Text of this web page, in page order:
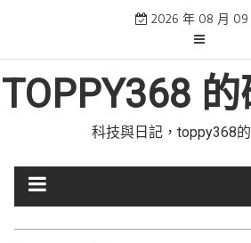
2026 年 08 月 09
TOPPY368
科技與日記，toppy368